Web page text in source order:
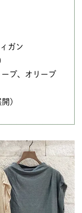
ガン
プ、オリーブ
開)